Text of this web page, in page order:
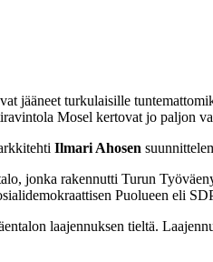
jääneet turkulaisille
Mosel kertovat jo paljon
Ilmari Ahosen
jonka rakennutti Turun
Puolueen eli
laajennuksen tieltä.